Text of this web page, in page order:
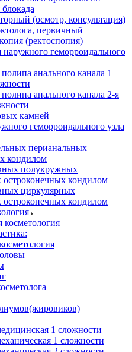
(осмотр, консультация)
первичный
(ректоспопия)
геморроидального
анального канала 1
анального канала 2-я
камней
геморроидального узла
перианальных
кондилом
полукружных
остроконечных кондилом
циркулярных
остроконечных кондилом
1 сложности
1 сложности